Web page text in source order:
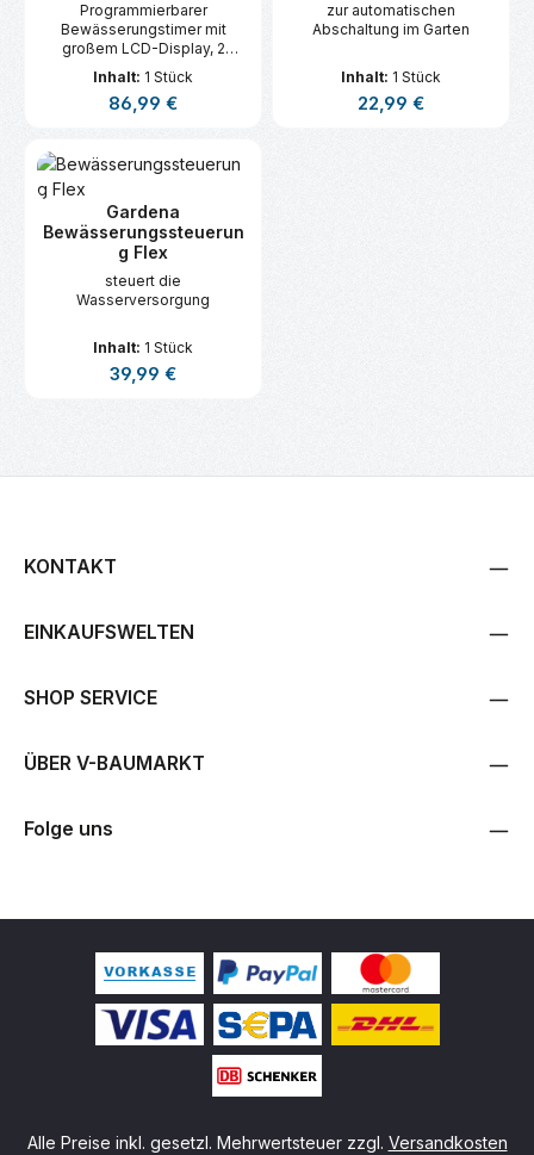
Programmierbarer
Bewässerungstimer mit
großem LCD-Display, 2
Ausgängen, 30 Programmen,
1–360 Min Laufzeit,
Regenverzögerung und
Inhalt: 1 Stück
Regulärer Preis:
86,99 €
zur automatischen
Abschaltung im Garten
Inhalt: 1 Stück
Regulärer Preis:
22,99 €
Gardena
Bewässerungssteuerun
g Flex
steuert die
Wasserversorgung
Inhalt: 1 Stück
Regulärer Preis:
39,99 €
KONTAKT
EINKAUFSWELTEN
SHOP SERVICE
ÜBER V-BAUMARKT
Folge uns
Alle Preise inkl. gesetzl. Mehrwertsteuer zzgl. Versandkosten